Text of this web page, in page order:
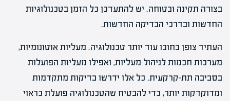
בצורה תקינה ובטוחה. יש להתעדכן כל הזמן בטכנולוגיות
החדשות ובדרכי הבדיקה החדשות.
העתיד צופן בחובו עוד יותר טכנולוגיה. מעליות אוטונומיות,
מערכות חכמות לניהול מעליות, ואפילו מעליות הפועלות
בסביבה תת-קרקעית. כל אלו ידרשו בדיקות מתקדמות
ומדוקדקות יותר, כדי להבטיח שהטכנולוגיה פועלת כראוי